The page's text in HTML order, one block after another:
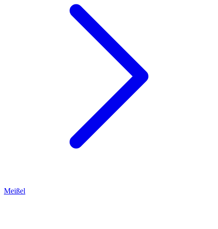
Meißel